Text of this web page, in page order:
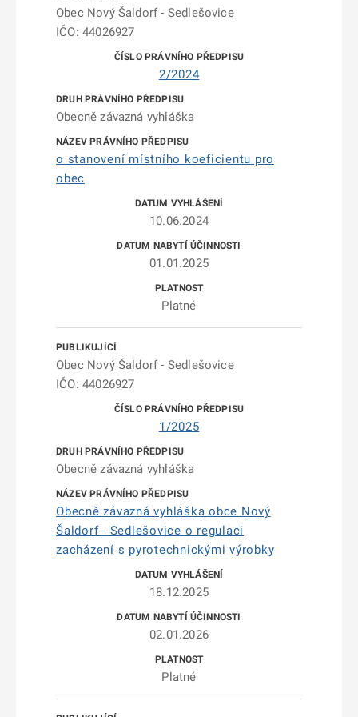
Obec Nový Šaldorf - Sedlešovice
IČO: 44026927
2/2024
Obecně závazná vyhláška
o stanovení místního koeficientu pro
obec
10.06.2024
01.01.2025
Platné
Obec Nový Šaldorf - Sedlešovice
IČO: 44026927
1/2025
Obecně závazná vyhláška
Obecně závazná vyhláška obce Nový
Šaldorf - Sedlešovice o regulaci
zacházení s pyrotechnickými výrobky
18.12.2025
02.01.2026
Platné